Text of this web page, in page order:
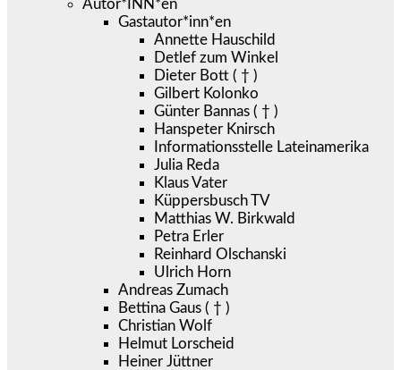
Autor*INN*en
Gastautor*inn*en
Annette Hauschild
Detlef zum Winkel
Dieter Bott ( † )
Gilbert Kolonko
Günter Bannas ( † )
Hanspeter Knirsch
Informationsstelle Lateinamerika
Julia Reda
Klaus Vater
Küppersbusch TV
Matthias W. Birkwald
Petra Erler
Reinhard Olschanski
Ulrich Horn
Andreas Zumach
Bettina Gaus ( † )
Christian Wolf
Helmut Lorscheid
Heiner Jüttner